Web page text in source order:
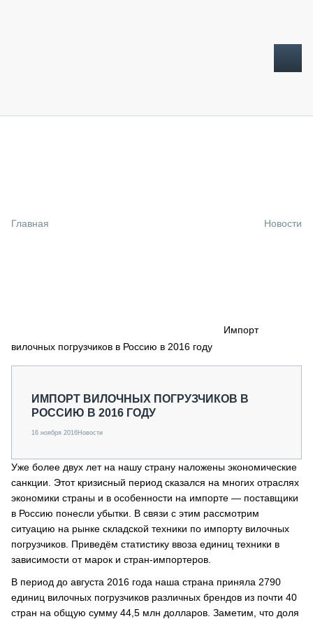
СПЕЦПРОЕКТЫ
О ПРОЕКТЕ
Главная Новости
Импорт
вилочных погрузчиков в Россию в 2016 году
ИМПОРТ ВИЛОЧНЫХ ПОГРУЗЧИКОВ В
РОССИЮ В 2016 ГОДУ
16 ноября 2016Новости
Уже более двух лет на нашу страну наложены экономические
санкции. Этот кризисный период сказался на многих отраслях
экономики страны и в особенности на импорте — поставщики
в Россию понесли убытки. В связи с этим рассмотрим
ситуацию на рынке складской техники по импорту вилочных
погрузчиков. Приведём статистику ввоза единиц техники в
зависимости от марок и стран-импортеров.
В период до августа 2016 года наша страна приняла 2790
единиц вилочных погрузчиков различных брендов из почти 40
стран на общую сумму 44,5 млн долларов. Заметим, что доля